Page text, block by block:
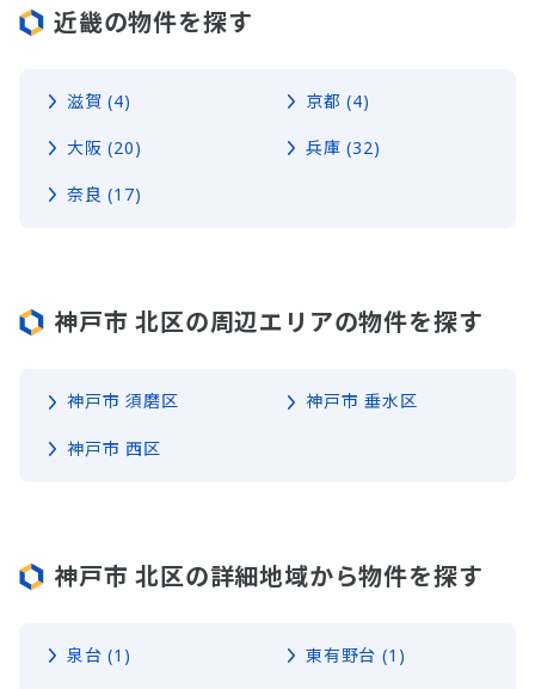
近畿の物件を探す
滋賀 (4) 京都 (4)
大阪 (20) 兵庫 (32)
奈良 (17)
神戸市 北区の周辺エリアの物件を探す
神戸市 須磨区 神戸市 垂水区
神戸市 西区
神戸市 北区の詳細地域から物件を探す
泉台 (1) 東有野台 (1)